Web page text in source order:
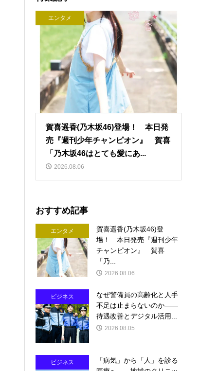
エンタメ
賀喜遥香(乃木坂46)登場！ 本日発
売『週刊少年チャンピオン』 賀喜
「乃木坂46はとても愛にあ...
2026.08.06
おすすめ記事
エンタメ
賀喜遥香(乃木坂46)登
場！ 本日発売『週刊少年
チャンピオン』 賀喜
「乃...
2026.08.06
ビジネス
なぜ警備員の高齢化と人手
不足は止まらないのか――
待遇改善とデジタル活用...
2026.08.05
ビジネス
「病気」から「人」を診る